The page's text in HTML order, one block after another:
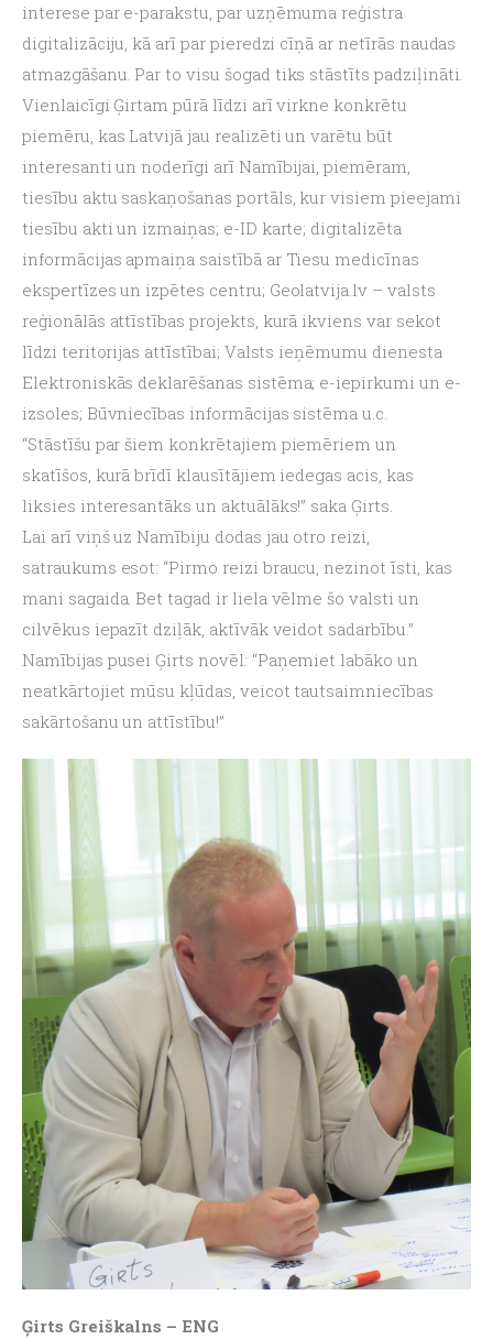
interese par e-parakstu, par uzņēmuma reģistra
digitalizāciju, kā arī par pieredzi cīņā ar netīrās naudas
atmazgāšanu. Par to visu šogad tiks stāstīts padziļināti.
Vienlaicīgi Ģirtam pūrā līdzi arī virkne konkrētu
piemēru, kas Latvijā jau realizēti un varētu būt
interesanti un noderīgi arī Namībijai, piemēram,
tiesību aktu saskaņošanas portāls, kur visiem pieejami
tiesību akti un izmaiņas; e-ID karte; digitalizēta
informācijas apmaiņa saistībā ar Tiesu medicīnas
ekspertīzes un izpētes centru; Geolatvija.lv – valsts
reģionālās attīstības projekts, kurā ikviens var sekot
līdzi teritorijas attīstībai; Valsts ieņēmumu dienesta
Elektroniskās deklarēšanas sistēma; e-iepirkumi un e-
izsoles; Būvniecības informācijas sistēma u.c.
“Stāstīšu par šiem konkrētajiem piemēriem un
skatīšos, kurā brīdī klausītājiem iedegas acis, kas
liksies interesantāks un aktuālāks!” saka Ģirts.
Lai arī viņš uz Namībiju dodas jau otro reizi,
satraukums esot: “Pirmo reizi braucu, nezinot īsti, kas
mani sagaida. Bet tagad ir liela vēlme šo valsti un
cilvēkus iepazīt dziļāk, aktīvāk veidot sadarbību.”
Namībijas pusei Ģirts novēl: “Paņemiet labāko un
neatkārtojiet mūsu kļūdas, veicot tautsaimniecības
sakārtošanu un attīstību!”
Ģirts Greiškalns – ENG